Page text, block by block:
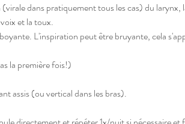
dans pratiquement tous les cas) du larynx,
et la toux.
L'inspiration peut être bruyante, cela
la première fois!)
assis (ou vertical dans les bras).